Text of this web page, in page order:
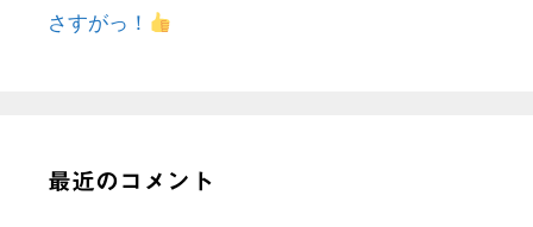
さすがっ！
最近のコメント